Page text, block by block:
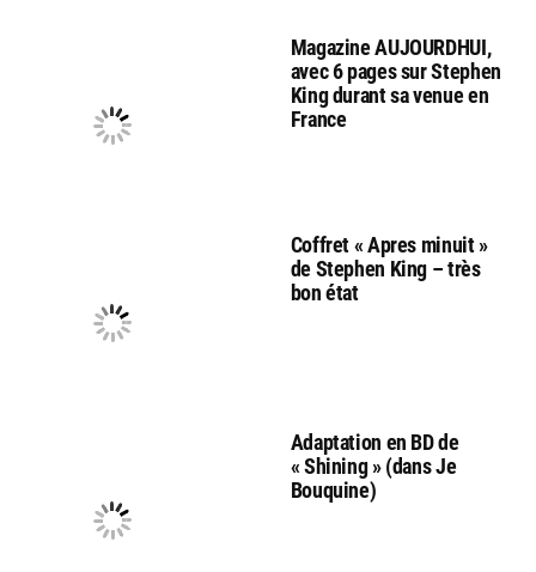
Magazine AUJOURDHUI,
avec 6 pages sur Stephen
King durant sa venue en
France
Coffret « Apres minuit »
de Stephen King – très
bon état
Adaptation en BD de
« Shining » (dans Je
Bouquine)